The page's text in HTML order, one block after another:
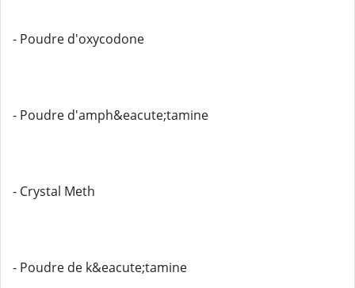
- Poudre d'oxycodone
- Poudre d'amph&eacute;tamine
- Crystal Meth
- Poudre de k&eacute;tamine